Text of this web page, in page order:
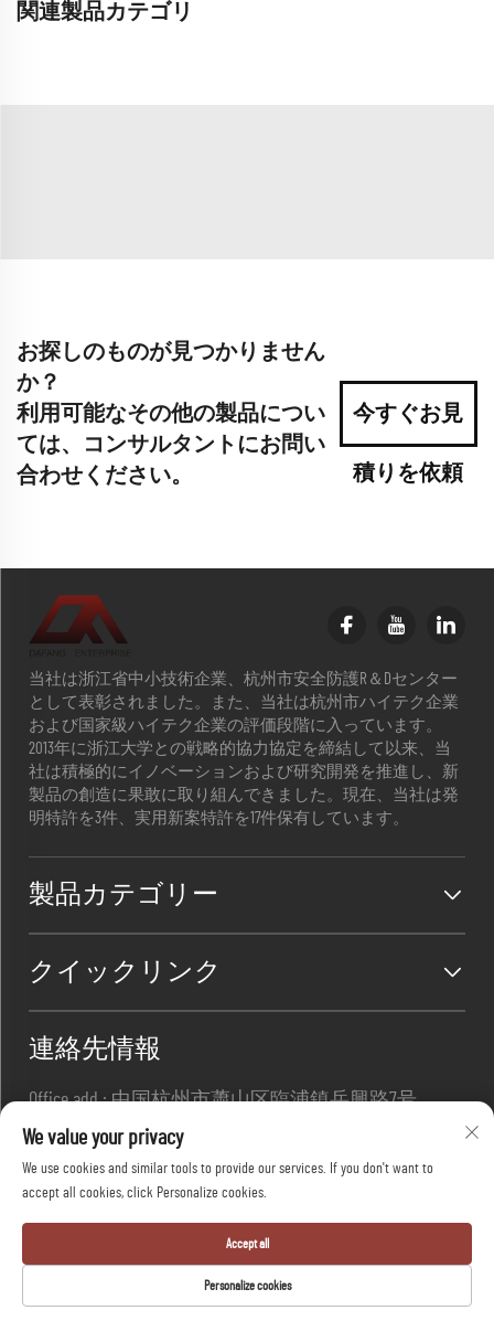
関連製品カテゴリ
お探しのものが見つかりません
か？
利用可能なその他の製品につい
ては、コンサルタントにお問い
合わせください。
今すぐお見
積りを依頼
当社は浙江省中小技術企業、杭州市安全防護R＆Dセンター
として表彰されました。また、当社は杭州市ハイテク企業
および国家級ハイテク企業の評価段階に入っています。
2013年に浙江大学との戦略的協力協定を締結して以来、当
社は積極的にイノベーションおよび研究開発を推進し、新
製品の創造に果敢に取り組んできました。現在、当社は発
明特許を3件、実用新案特許を17件保有しています。
製品カテゴリー
クイックリンク
連絡先情報
Office add : 中国杭州市蕭山区臨浦鎮岳興路7号
メール:[email protected]
連絡先:+86-13967169961
Copyright © 杭州大方安全株式会社 全著作権所有
- プライバシーポリシー- ブログ
We value your privacy
We use cookies and similar tools to provide our services. If you don't want to
accept all cookies, click Personalize cookies.
Personalize cookies
Accept all